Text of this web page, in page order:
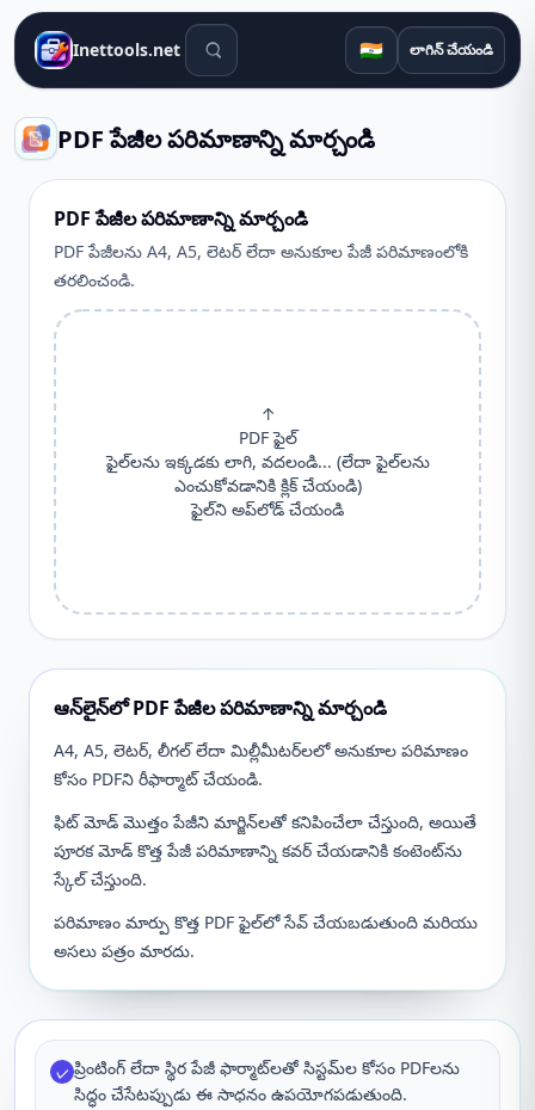
Inettools.net శోధన సాధనాలు 🇮🇳 లాగిన్ చేయండి
PDF పేజీల పరిమాణాన్ని మార్చండి
PDF పేజీల పరిమాణాన్ని మార్చండి
PDF పేజీలను A4, A5, లెటర్ లేదా అనుకూల పేజీ పరిమాణంలోకి
తరలించండి.
↑
PDF ఫైల్
ఫైల్‌లను ఇక్కడకు లాగి, వదలండి... (లేదా ఫైల్‌లను
ఎంచుకోవడానికి క్లిక్ చేయండి)
ఫైల్‌ని అప్‌లోడ్ చేయండి
ఆన్‌లైన్‌లో PDF పేజీల పరిమాణాన్ని మార్చండి
A4, A5, లెటర్, లీగల్ లేదా మిల్లీమీటర్‌లలో అనుకూల పరిమాణం
కోసం PDFని రీఫార్మాట్ చేయండి.
ఫిట్ మోడ్ మొత్తం పేజీని మార్జిన్‌లతో కనిపించేలా చేస్తుంది, అయితే
పూరక మోడ్ కొత్త పేజీ పరిమాణాన్ని కవర్ చేయడానికి కంటెంట్‌ను
స్కేల్ చేస్తుంది.
పరిమాణం మార్పు కొత్త PDF ఫైల్‌లో సేవ్ చేయబడుతుంది మరియు
అసలు పత్రం మారదు.
✓ ప్రింటింగ్ లేదా స్థిర పేజీ ఫార్మాట్‌లతో సిస్టమ్‌ల కోసం PDFలను
సిద్ధం చేసేటప్పుడు ఈ సాధనం ఉపయోగపడుతుంది.